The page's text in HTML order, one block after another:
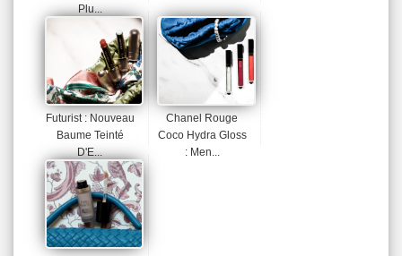
Plu...
Futurist : Nouveau
Baume Teinté
D'E...
Chanel Rouge
Coco Hydra Gloss
: Men...